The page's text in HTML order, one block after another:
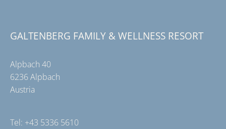
GALTENBERG FAMILY & WELLNESS RESORT
Alpbach 40
6236 Alpbach
Austria
Tel: +43 5336 5610